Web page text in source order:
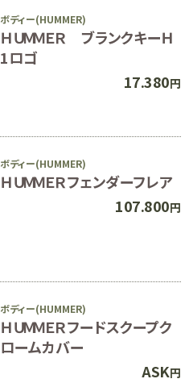
ボディー(HUMMER)
ＨＵＭＭＥＲ ブランクキーＨ
1ロゴ
17.380円
ボディー(HUMMER)
ＨＵＭＭＥＲフェンダーフレア
107.800円
ボディー(HUMMER)
ＨＵＭＭＥＲフードスクープク
ロームカバー
ASK円